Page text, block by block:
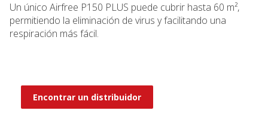
Un único Airfree P150 PLUS puede cubrir hasta 60 m²,
permitiendo la eliminación de virus y facilitando una
respiración más fácil.
Encontrar un distribuidor